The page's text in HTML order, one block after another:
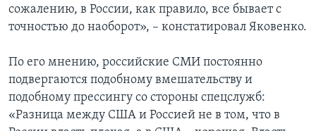
сожалению, в России, как правило, все бывает с
точностью до наоборот», – констатировал Яковенко.
По его мнению, российские СМИ постоянно
подвергаются подобному вмешательству и
подобному прессингу со стороны спецслужб:
«Разница между США и Россией не в том, что в